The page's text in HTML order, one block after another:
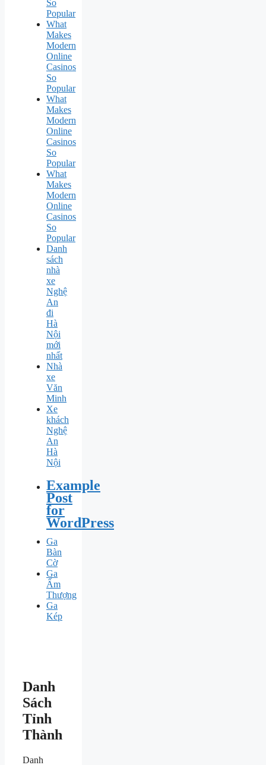
So
Popular
What
Makes
Modern
Online
Casinos
So
Popular
What
Makes
Modern
Online
Casinos
So
Popular
What
Makes
Modern
Online
Casinos
So
Popular
Danh
sách
nhà
xe
Nghệ
An
đi
Hà
Nội
mới
nhất
Nhà
xe
Văn
Minh
Xe
khách
Nghệ
An
Hà
Nội
Example
Post
for
WordPress
Ga
Bàn
Cờ
Ga
Ấm
Thượng
Ga
Kép
Danh
Sách
Tỉnh
Thành
Danh